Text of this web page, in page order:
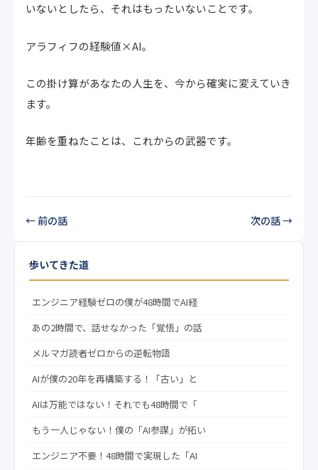
いないとしたら、それはもったいないことです。
アラフィフの経験値×AI。
この掛け算があなたの人生を、今から確実に変えていき
ます。
年齢を重ねたことは、これからの武器です。
← 前の話 次の話 →
歩いてきた道
エンジニア経験ゼロの僕が48時間でAI経
あの2時間で、話せなかった「覚悟」の話
メルマガ読者ゼロからの逆転物語
AIが僕の20年を再構築する！「古い」と
AIは万能ではない！それでも48時間で「
もう一人じゃない！僕の「AI参謀」が拓い
エンジニア不要！48時間で実現した「AI